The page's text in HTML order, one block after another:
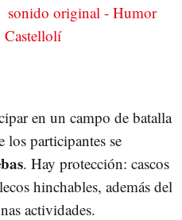
original - Humor
en un campo de batalla
participantes se
. Hay protección: cascos
hinchables, además del
actividades.